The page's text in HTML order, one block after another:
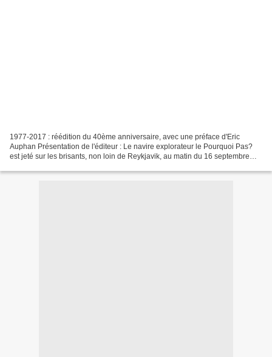
1977-2017 : réédition du 40ème anniversaire, avec une préface d'Eric
Auphan Présentation de l'éditeur : Le navire explorateur le Pourquoi Pas?
est jeté sur les brisants, non loin de Reykjavik, au matin du 16 septembre